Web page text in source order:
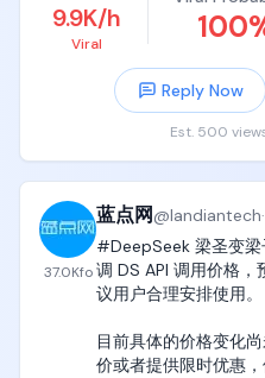
9.9K/h
Viral 100
Reply Now
Est. 500
37.0Kfo
蓝点网@landiantech·
#DeepSeek 梁圣变
调 DS API 调用价格
议用户合理安排使用。
目前具体的价格变化
价或者提供限时优惠